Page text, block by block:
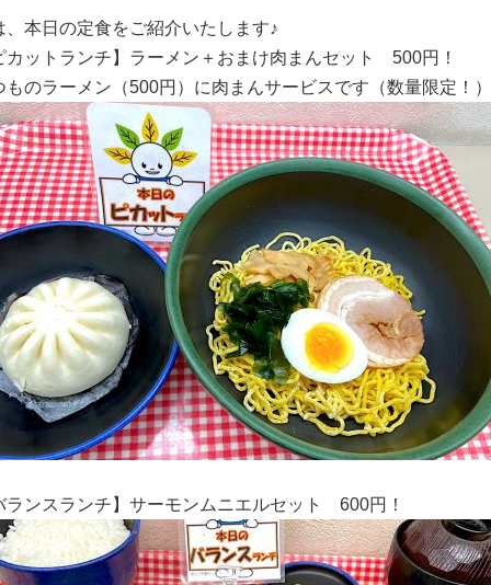
、本日の定食をご紹介いたします♪
カットランチ】 ラーメン＋おまけ肉まんセット
500円！
ものラーメン（500円）に肉まんサービスです（数量限定！）
ランスランチ】 サーモンムニエルセット 600円！